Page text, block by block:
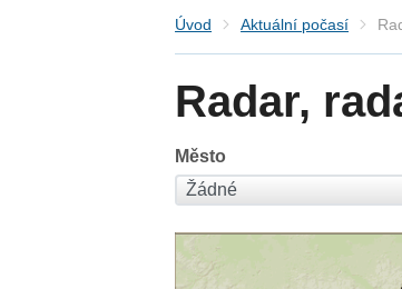
Úvod Aktuální počasí
Radar,
Město